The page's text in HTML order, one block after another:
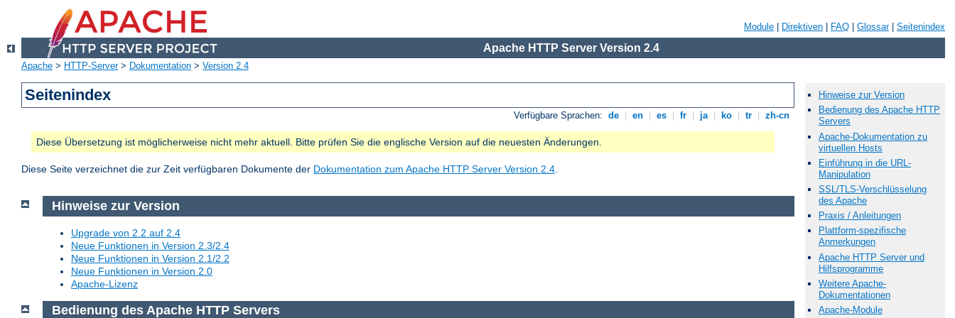
Module Direktiven FAQ Glossar| Seitenindex
Apache HTTP Server Version 2.4
Apache > HTTP-Server> Dokumentation > Version 2.4
Seitenindex
Verfügbare Sprachen: de en es fr ja ko tr zh-cn
Diese Übersetzung ist möglicherweise nicht mehr aktuell. Bitte prüfen Sie die englische Version auf die neuesten Änderungen.
Diese Seite verzeichnet die zur Zeit verfügbaren Dokumente der Dokumentation zum Apache HTTP Server Version 2.4.
Hinweise zur Version
Bedienung des Apache HTTP
Servers
Apache-Dokumentation zu
virtuellen Hosts
Einführung in die URL-
Manipulation
SSL/TLS-Verschlüsselung
des Apache
Praxis / Anleitungen
Plattform-spezifische
Anmerkungen
Apache HTTP Server und
Hilfsprogramme
Weitere Apache-
Dokumentationen
Apache-Module
Hinweise zur Version
Upgrade von 2.2 auf 2.4
Neue Funktionen in Version 2.3/2.4
Neue Funktionen in Version 2.1/2.2
Neue Funktionen in Version 2.0
Apache-Lizenz
Bedienung des Apache HTTP Servers